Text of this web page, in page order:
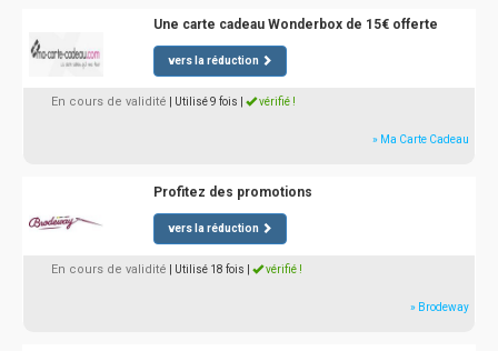
Une carte cadeau Wonderbox de 15€ offerte
vers la réduction
En cours de validité | Utilisé 9 fois vérifié !
» Ma Carte Cadeau
Profitez des promotions
vers la réduction
En cours de validité | Utilisé 18 fois vérifié !
» Brodeway